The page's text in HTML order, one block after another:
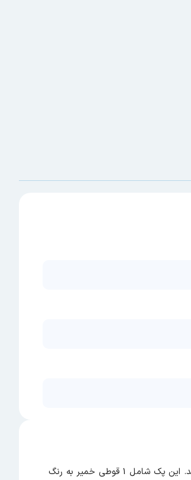
فقط کافیه در بسته رو باز کنید و اجازه بدید تا خلاقیت کار خودش رو بکنه! بازی با خمیرهای Play Doh، خلاقیت و قدرت دست کودکان را افزایش می‌دهد. این پک شامل 1 قوطی خمیر به رنگ